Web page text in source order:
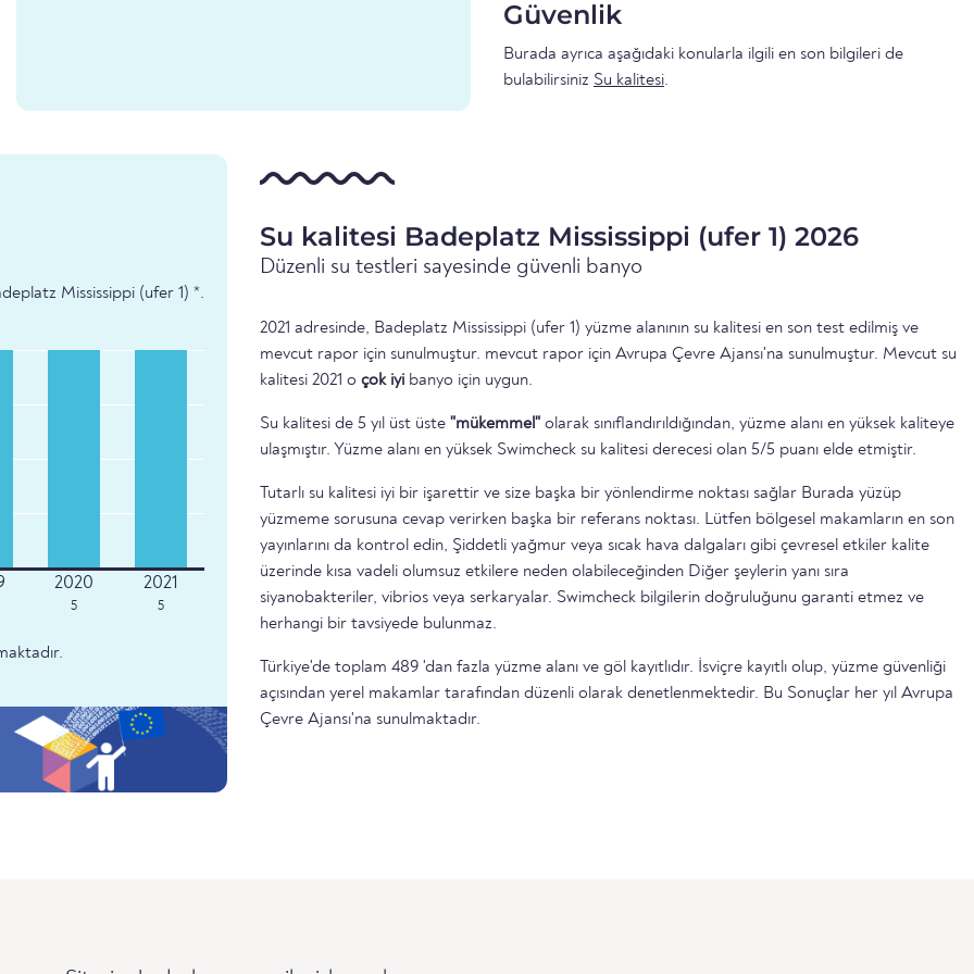
Güvenlik
Burada ayrıca aşağıdaki konularla ilgili en son bilgileri de
bulabilirsiniz Su kalitesi.
Mississippi (ufer 1) *.
5 5
Su kalitesi Badeplatz Mississippi (ufer 1) 2026
Düzenli su testleri sayesinde güvenli banyo
2021 adresinde, Badeplatz Mississippi (ufer 1) yüzme alanının su kalitesi en son test edilmiş ve
mevcut rapor için sunulmuştur. mevcut rapor için Avrupa Çevre Ajansı'na sunulmuştur. Mevcut su
kalitesi 2021 o çok iyi banyo için uygun.
Su kalitesi de 5 yıl üst üste "mükemmel" olarak sınıflandırıldığından, yüzme alanı en yüksek kaliteye
ulaşmıştır. Yüzme alanı en yüksek Swimcheck su kalitesi derecesi olan 5/5 puanı elde etmiştir.
Tutarlı su kalitesi iyi bir işarettir ve size başka bir yönlendirme noktası sağlar Burada yüzüp
yüzmeme sorusuna cevap verirken başka bir referans noktası. Lütfen bölgesel makamların en son
yayınlarını da kontrol edin, Şiddetli yağmur veya sıcak hava dalgaları gibi çevresel etkiler kalite
üzerinde kısa vadeli olumsuz etkilere neden olabileceğinden Diğer şeylerin yanı sıra
siyanobakteriler, vibrios veya serkaryalar. Swimcheck bilgilerin doğruluğunu garanti etmez ve
herhangi bir tavsiyede bulunmaz.
Türkiye'de toplam 489 'dan fazla yüzme alanı ve göl kayıtlıdır. İsviçre kayıtlı olup, yüzme güvenliği
açısından yerel makamlar tarafından düzenli olarak denetlenmektedir. Bu Sonuçlar her yıl Avrupa
Çevre Ajansı'na sunulmaktadır.